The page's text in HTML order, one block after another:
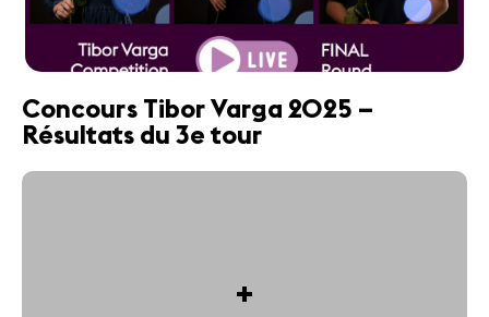
Concours Tibor Varga 2025 –
Résultats du 3e tour
+